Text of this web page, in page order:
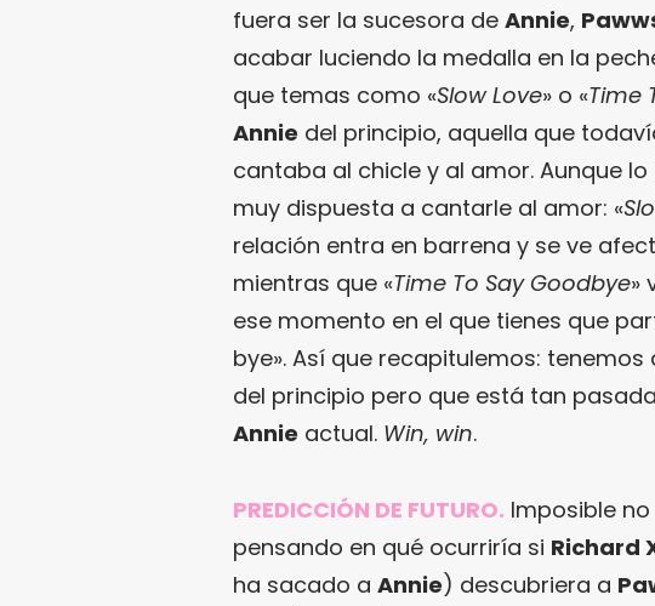
fuera ser la sucesora de Annie,
acabar luciendo la medalla en la
que temas como «Slow Love» o «Time
Annie del principio, aquella que
cantaba al chicle y al amor. Aunque
muy dispuesta a cantarle al amor: «
relación entra en barrena y se ve
mientras que «Time To Say Goodbye»
ese momento en el que tienes que
bye». Así que recapitulemos:
del principio pero que está tan
Annie actual. Win, win.
PREDICCIÓN DE FUTURO. Imposible
pensando en qué ocurriría si Richard
ha sacado a Annie) descubriera a